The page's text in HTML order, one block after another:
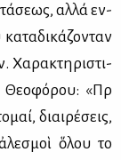
αλ­λά εν­
Χαρακτηριστι­
Θε­ο­φό­ρου: «Πῦρ
διαι­ρέ­σεις,
ὅλου τοῦ